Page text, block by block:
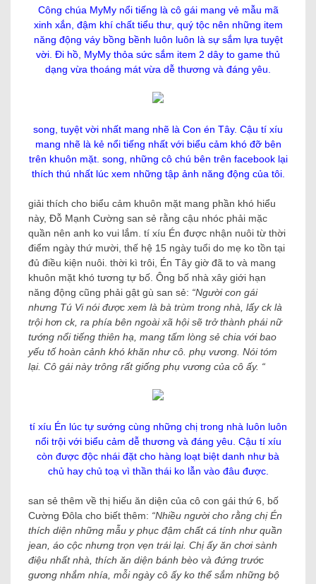
Công chúa MyMy nổi tiếng là cô gái mang vẻ mẫu mã
xinh xắn, đậm khí chất tiểu thư, quý tộc nên những item
năng động váy bồng bềnh luôn luôn là sự sắm lựa tuyệt
vời. Đi hồ, MyMy thỏa sức sắm item 2 dây to game thủ
dạng vừa thoáng mát vừa dễ thương và đáng yêu.
song, tuyệt vời nhất mang nhẽ là Con én Tây. Cậu tí xíu
mang nhẽ là kẻ nổi tiếng nhất với biểu cảm khó đỡ bên
trên khuôn mặt. song, những cô chú bên trên facebook lại
thích thú nhất lúc xem những tập ảnh năng động của tôi.
giải thích cho biểu cảm khuôn mặt mang phần khó hiểu
này, Đỗ Mạnh Cường san sẻ rằng cậu nhóc phải mặc
quần nên anh ko vui lắm. tí xíu Én được nhận nuôi từ thời
điểm ngày thứ mười, thế hệ 15 ngày tuổi do mẹ ko tồn tại
đủ điều kiện nuôi. thời kì trôi, Én Tây giờ đã to và mang
khuôn mặt khó tương tự bố. Ông bố nhà xây giới hạn
năng động cũng phải gật gù san sẻ: “Người con gái
nhưng Tú Vi nói được xem là bà trùm trong nhà, lấy ck là
trội hơn ck, ra phía bên ngoài xã hội sẽ trở thành phái nữ
tướng nổi tiếng thiên hạ, mang tấm lòng sẻ chia với bao
yếu tố hoàn cảnh khó khăn như cô. phụ vương. Nói tóm
lại. Cô gái này trông rất giống phụ vương của cô ấy. “
tí xíu Én lúc tự sướng cùng những chị trong nhà luôn luôn
nổi trội với biểu cảm dễ thương và đáng yêu. Cậu tí xíu
còn được độc nhái đặt cho hàng loạt biệt danh như bà
chủ hay chủ toạ vì thần thái ko lẫn vào đâu được.
san sẻ thêm về thị hiếu ăn diện của cô con gái thứ 6, bố
Cường Đôla cho biết thêm: “Nhiều người cho rằng chị Én
thích diện những mẫu y phục đậm chất cá tính như quần
jean, áo cộc nhưng trọn vẹn trái lại. Chị ấy ăn chơi sành
điệu nhất nhà, thích ăn diện bánh bèo và đứng trước
gương nhắm nhía, mỗi ngày cô ấy ko thể sắm những bộ